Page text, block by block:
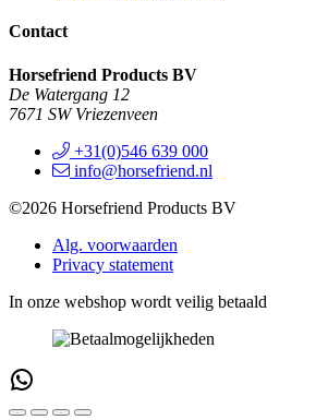
Contact
Horsefriend Products BV
De Watergang 12
7671 SW Vriezenveen
+31(0)546 639 000
info@horsefriend.nl
©2026 Horsefriend Products BV
Alg. voorwaarden
Privacy statement
In onze webshop wordt veilig betaald